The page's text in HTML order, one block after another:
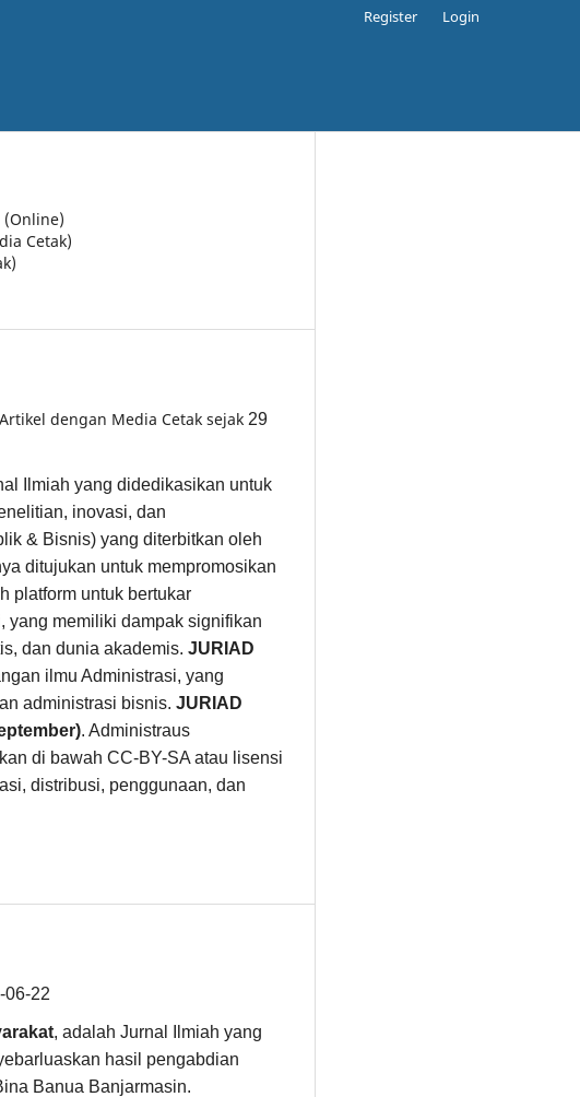
Register Login
(Online)
Cetak)
dengan Media Cetak sejak 29
Ilmiah yang didedikasikan untuk
inovasi, dan
& Bisnis) yang diterbitkan oleh
ditujukan untuk mempromosikan
platform untuk bertukar
yang memiliki dampak signifikan
dan dunia akademis. JURIAD
ilmu Administrasi, yang
administrasi bisnis. JURIAD
. Administraus
di bawah CC-BY-SA atau lisensi
distribusi, penggunaan, dan
06-22
, adalah Jurnal Ilmiah yang
hasil pengabdian
Banua Banjarmasin.